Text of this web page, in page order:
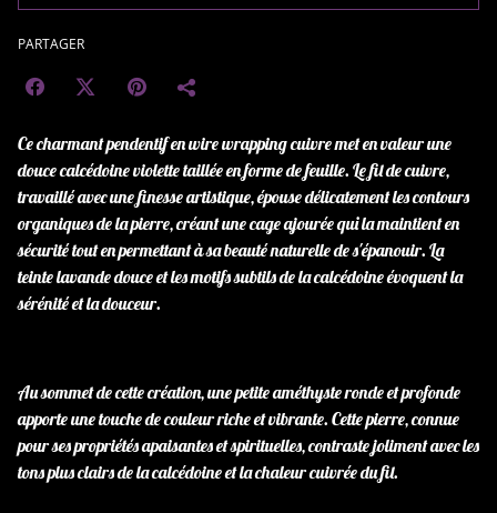
PARTAGER
Ce charmant pendentif en wire wrapping cuivre met en valeur une
douce calcédoine violette taillée en forme de feuille. Le fil de cuivre,
travaillé avec une finesse artistique, épouse délicatement les contours
organiques de la pierre, créant une cage ajourée qui la maintient en
sécurité tout en permettant à sa beauté naturelle de s'épanouir. La
teinte lavande douce et les motifs subtils de la calcédoine évoquent la
sérénité et la douceur.
Au sommet de cette création, une petite améthyste ronde et profonde
apporte une touche de couleur riche et vibrante. Cette pierre, connue
pour ses propriétés apaisantes et spirituelles, contraste joliment avec les
tons plus clairs de la calcédoine et la chaleur cuivrée du fil.